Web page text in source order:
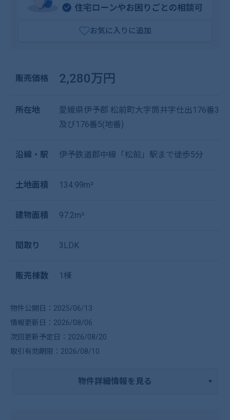
お気に入りに追加
販売価格 2,280万円
所在地
愛媛県伊予郡 松前町大字筒井字仕出176番3
及び176番5(地番)
沿線・駅 伊予鉄道郡中線「松前」駅まで徒歩5分
土地面積 134.99m²
建物面積 97.2m²
間取り 3LDK
販売棟数 1棟
物件公開日：2025/06/13
情報更新日：2026/08/06
次回更新予定日：2026/08/20
取引有効期限：2026/08/10
物件詳細情報を見る